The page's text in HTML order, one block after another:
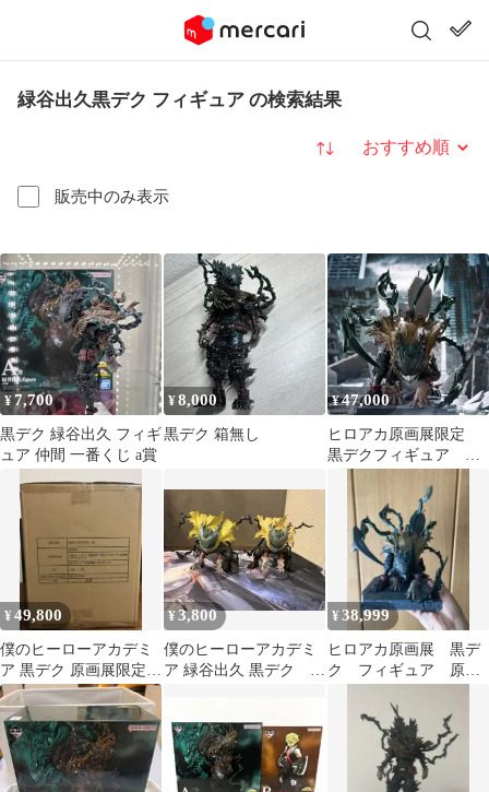
緑谷出久黒デク フィギュア の検索結果
販売中のみ表示
並び替え
¥7,700
黒デク 緑谷出久 フィギ
ュア 仲間 一番くじ a賞
¥8,000
黒デク 箱無し
¥47,000
ヒロアカ原画展限定
黒デクフィギュア 新
品未開封
¥49,800
僕のヒーローアカデミ
ア 黒デク 原画展限定フ
ィギュア
¥3,800
僕のヒーローアカデミ
ア 緑谷出久 黒デク フ
¥38,999
ヒロアカ原画展 黒デ
ク フィギュア 原画